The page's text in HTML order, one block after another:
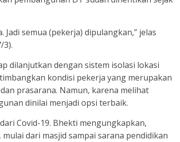
semua (pekerja) dipulangkan,” jelas
3).
dilanjutkan dengan sistem isolasi lokasi
kondisi pekerja yang merupakan
prasarana. Namun, karena melihat
dinilai menjadi opsi terbaik.
Covid-19. Bhekti mengungkapkan,
dari masjid sampai sarana pendidikan